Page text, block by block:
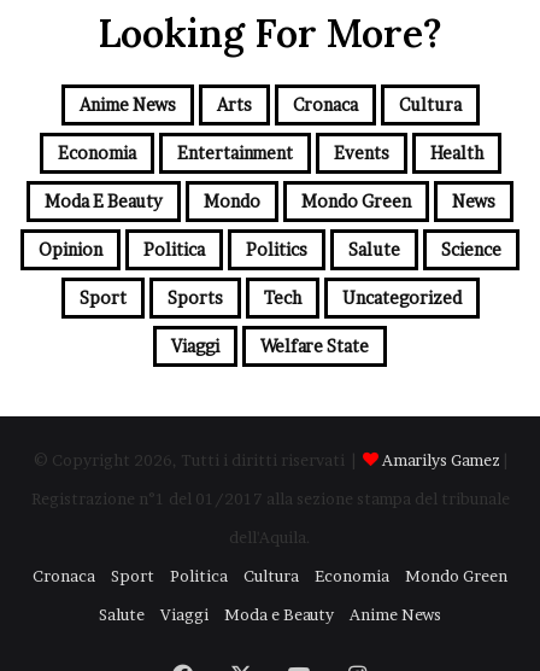
Looking For More?
Anime News Arts Cronaca Cultura
Economia Entertainment Events Health
Moda E Beauty Mondo Mondo Green News
Opinion Politica Politics Salute Science
Sport Sports Tech Uncategorized
Viaggi Welfare State
© Copyright 2026, Tutti i diritti riservati | Amarilys Gamez |
Registrazione n°1 del 01/2017 alla sezione stampa del tribunale
dell'Aquila.
Cronaca
Sport Politica Cultura Economia
Mondo Green
Salute
Viaggi Moda e Beauty Anime News